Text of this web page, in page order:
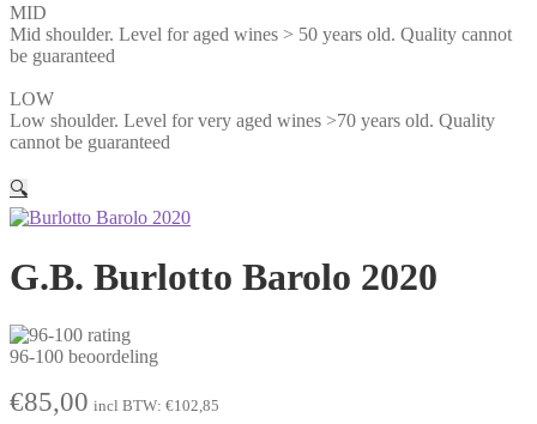
MID
Mid shoulder. Level for aged wines > 50 years old. Quality cannot
be guaranteed
LOW
Low shoulder. Level for very aged wines >70 years old. Quality
cannot be guaranteed
🔍
G.B. Burlotto Barolo 2020
96-100 beoordeling
€85,00 incl BTW: €102,85